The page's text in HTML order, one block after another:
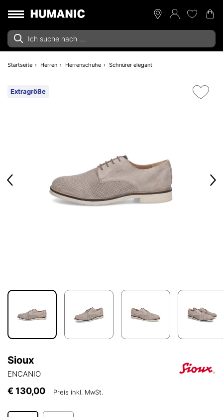
Startseite Herren Herrenschuhe Schnürer elegant
Extragröße
Sioux
ENCANIO
€ 130,00 Preis inkl. MwSt.